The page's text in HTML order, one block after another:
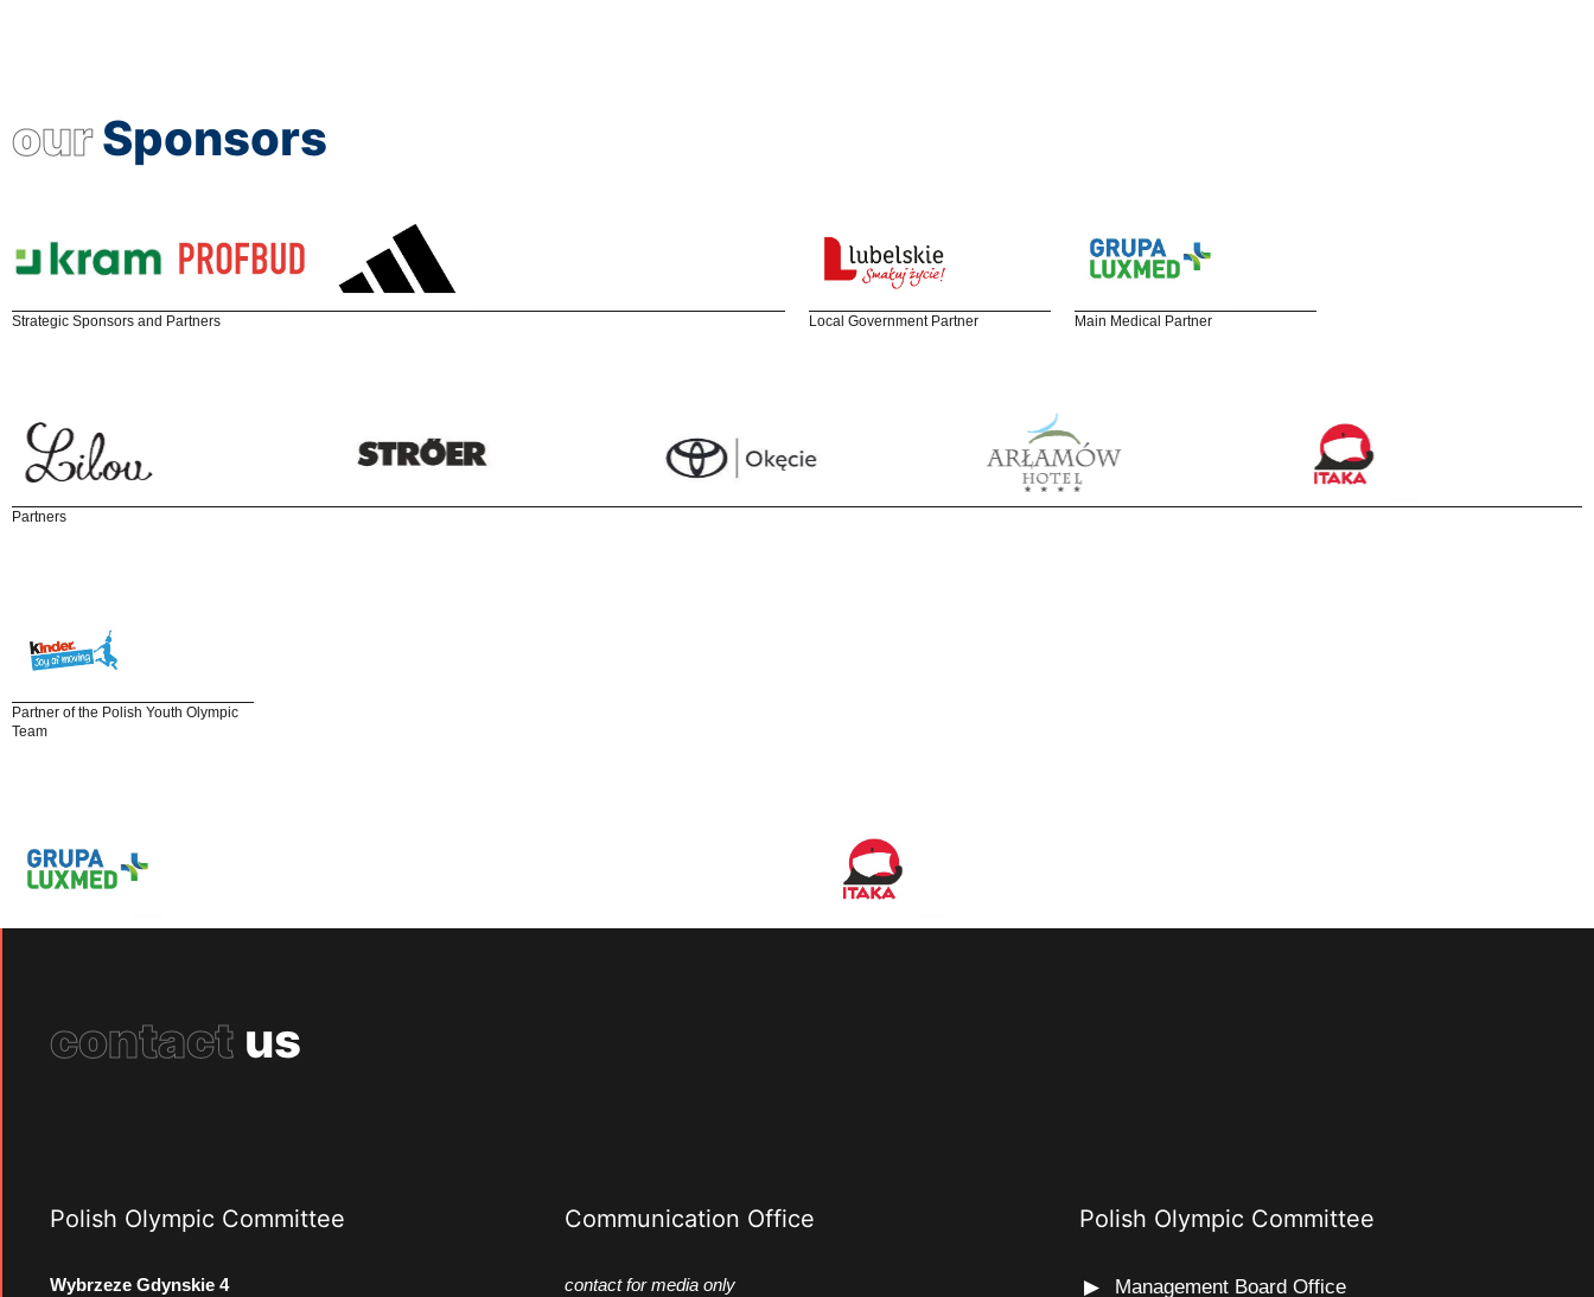
ourSponsors
Strategic Sponsors and Partners Local Government Partner Main Medical Partner
Partners
Partner of the Polish Youth Olympic
Team
contact us
Polish Olympic Committee
Wybrzeze Gdynskie 4
Communication Office
contact for media only
Polish Olympic Committee
Management Board Office